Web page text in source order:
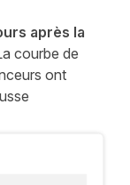
après la
courbe de
ont